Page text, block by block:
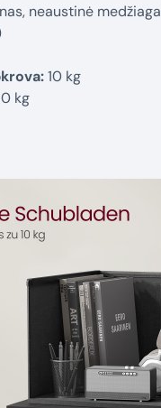
neaustinė medžiaga
10 kg
kg